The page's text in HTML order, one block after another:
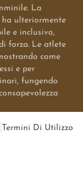
La
ulteriormente
e inclusivo,
forza. Le atlete
come
e per
fungendo
Termini Di Utilizzo